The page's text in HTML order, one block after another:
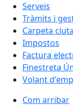
Serveis
Tràmits i
Carpeta
Impostos
Factura
Finestreta
Volant
Com arribar